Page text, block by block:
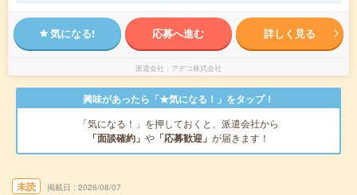
気になる! 応募へ進む 詳しく見る
派遣会社 アデコ株式会社
興味があったら「★気になる！」をタップ！
「気になる！」を押しておくと、派遣会社から
「面談確約」 や 「応募歓迎」 が届きます！
未読 掲載日 2026/08/07